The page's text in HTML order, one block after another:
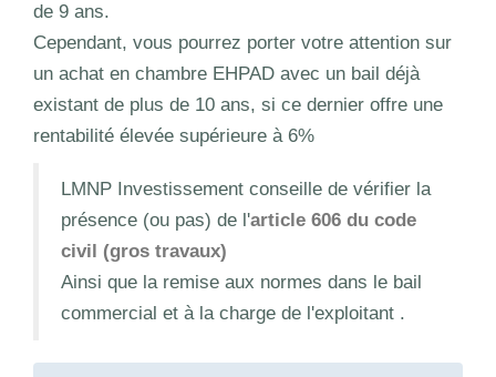
de 9 ans.
Cependant, vous pourrez porter votre attention sur
un achat en chambre EHPAD avec un bail déjà
existant de plus de 10 ans, si ce dernier offre une
rentabilité élevée supérieure à 6%
LMNP Investissement conseille de vérifier la
présence (ou pas) de l'article 606 du code
civil (gros travaux)
Ainsi que la remise aux normes dans le bail
commercial et à la charge de l'exploitant .